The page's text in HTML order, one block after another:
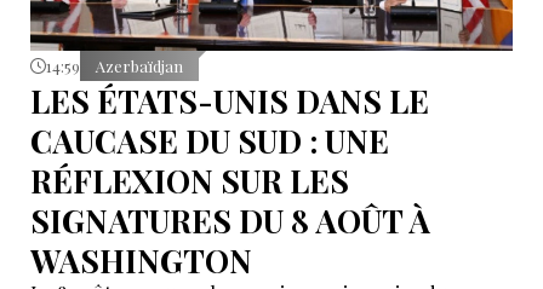
14:59 Azerbaïdjan
LES ÉTATS-UNIS DANS LE
CAUCASE DU SUD : UNE
RÉFLEXION SUR LES
SIGNATURES DU 8 AOÛT À
WASHINGTON